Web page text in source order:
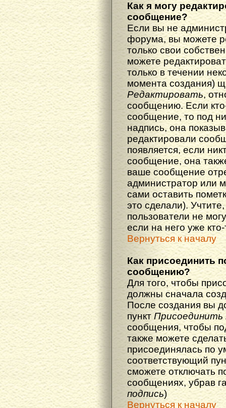
Как я могу
сообщение?
Если вы не
форума, вы можете
только свои
можете
только в течении
момента создания)
Редактировать,
сообщению. Если
сообщение, то под
надпись, она
редактировали
появляется, если
сообщение, она
ваше сообщение
администратор или
сами оставить
это сделали).
пользователи не
если на него уже
Вернуться к началу
Как присоединить
сообщению?
Для того, чтобы
должны сначала
После создания вы
пункт Присоединить
сообщения, чтобы
также можете
присоединялась по
соответствующий
сможете отключать
сообщениях, убрав
подпись)
Вернуться к началу